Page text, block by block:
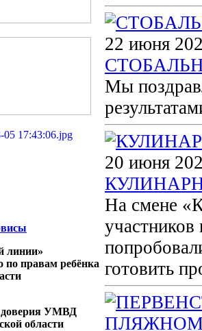
линии»
по правам ребёнка
доверия УМВД
области
22 июня
Мы
20 июня
На смене
готовить